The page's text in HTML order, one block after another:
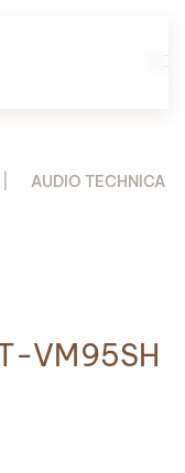
AUDIO TECHNICA
VM95SH